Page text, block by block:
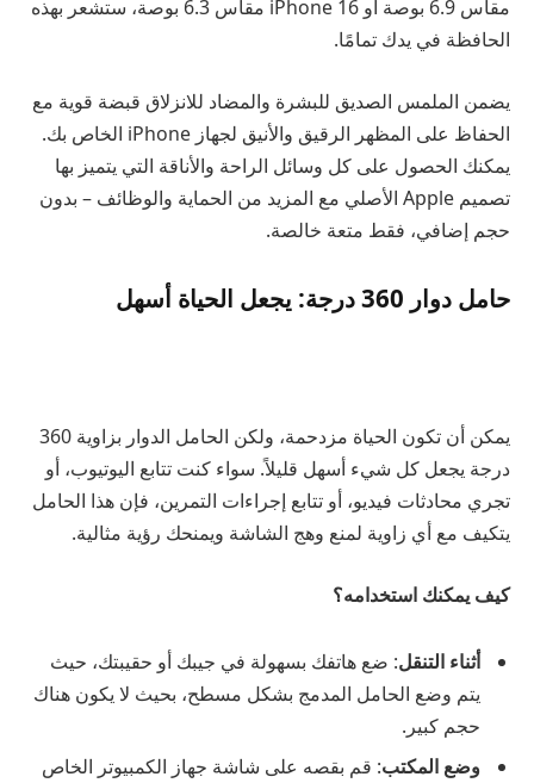
مقاس 6.9 بوصة أو iPhone 16 مقاس 6.3 بوصة، ستشعر بهذه
الحافظة في يدك تمامًا.
يضمن الملمس الصديق للبشرة والمضاد للانزلاق قبضة قوية مع
الحفاظ على المظهر الرقيق والأنيق لجهاز iPhone الخاص بك.
يمكنك الحصول على كل وسائل الراحة والأناقة التي يتميز بها
تصميم Apple الأصلي مع المزيد من الحماية والوظائف – بدون
حجم إضافي، فقط متعة خالصة.
حامل دوار 360 درجة: يجعل الحياة أسهل
يمكن أن تكون الحياة مزدحمة، ولكن الحامل الدوار بزاوية 360
درجة يجعل كل شيء أسهل قليلاً. سواء كنت تتابع اليوتيوب، أو
تجري محادثات فيديو، أو تتابع إجراءات التمرين، فإن هذا الحامل
يتكيف مع أي زاوية لمنع وهج الشاشة ويمنحك رؤية مثالية.
كيف يمكنك استخدامه؟
أثناء التنقل: ضع هاتفك بسهولة في جيبك أو حقيبتك، حيث
يتم وضع الحامل المدمج بشكل مسطح، بحيث لا يكون هناك
حجم كبير.
وضع المكتب: قم بقصه على شاشة جهاز الكمبيوتر الخاص